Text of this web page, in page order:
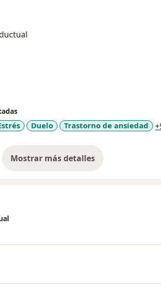
Duelo Trastorno de ansiedad
Mostrar más detalles
sobre la experiencia